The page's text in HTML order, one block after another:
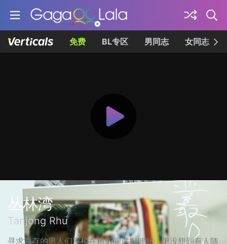
免费 BL专区 男同志 女同志
丛林湾
Tanjong Rhu
寻求温存的男人们穿梭在树影间试探彼此，但没想到有人随